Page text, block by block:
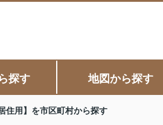
探す 地図から探す
住用】を市区町村から探す